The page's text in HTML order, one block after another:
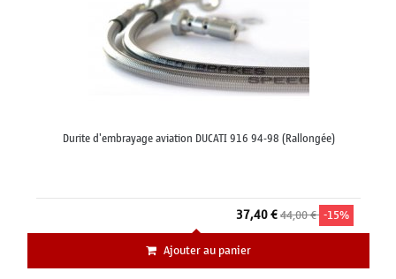
Durite d'embrayage aviation DUCATI 916 94-98 (Rallongée)
37,40 €44,00 € -15%
Ajouter au panier